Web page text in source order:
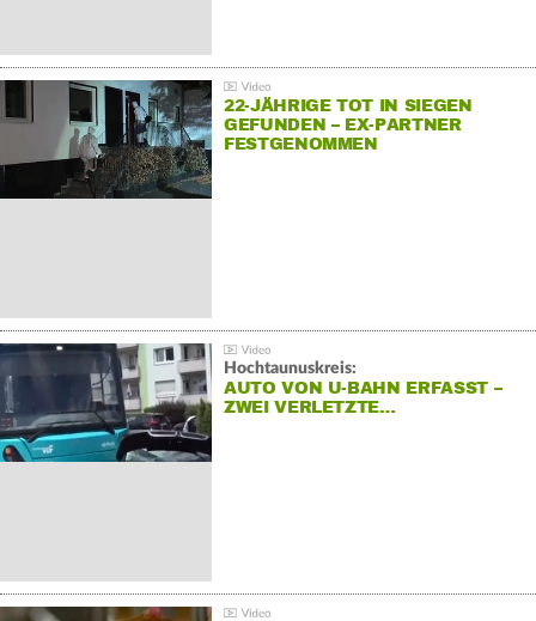
22-JÄHRIGE TOT IN SIEGEN
GEFUNDEN – EX-PARTNER
FESTGENOMMEN
Hochtaunuskreis:
AUTO VON U-BAHN ERFASST –
ZWEI VERLETZTE…